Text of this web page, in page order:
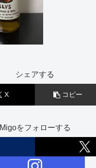
シェアする
X コピー
Migoをフォローする